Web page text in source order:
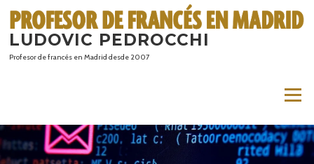
contenido
LUDOVIC PEDROCCHI
Profesor de francés en Madrid desde 2007
Menú